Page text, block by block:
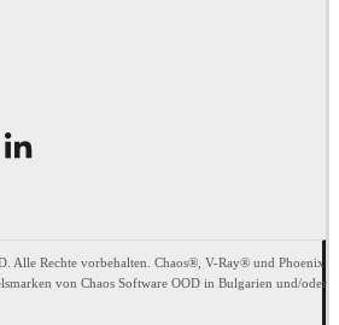
Alle Rechte vorbehalten. Chaos®, V-Ray® und Phoenix
von Chaos Software OOD in Bulgarien und/oder